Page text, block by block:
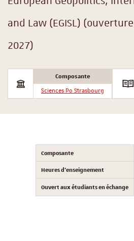
and Law (EGISL)
2027)
Composante
Sciences Po Strasbourg
Composante
Heures d'enseignement
Ouvert aux étudiants en échange